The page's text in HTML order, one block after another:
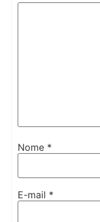
Nome *
E-mail *